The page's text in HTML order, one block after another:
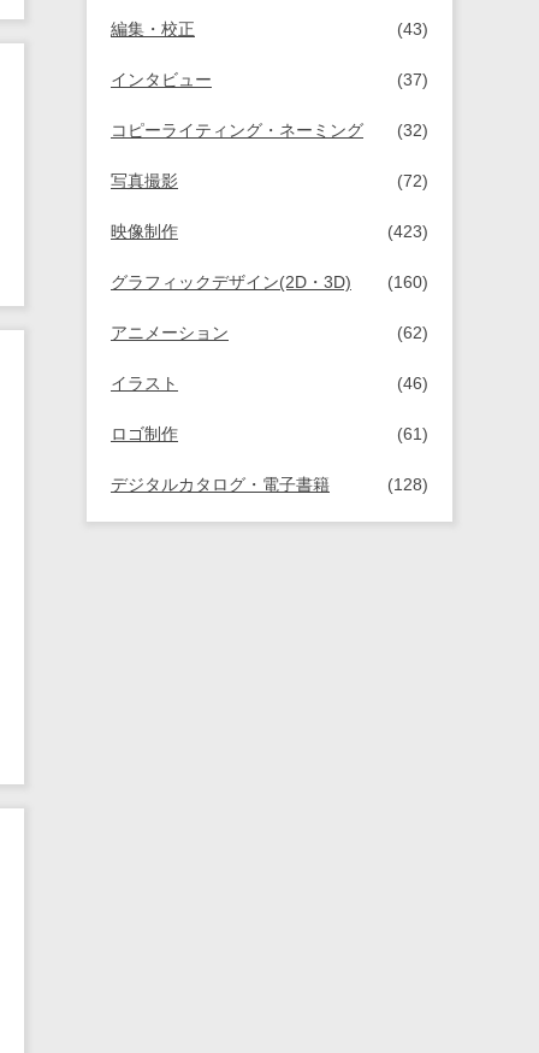
編集・校正 (43)
インタビュー (37)
コピーライティング・ネーミング (32)
写真撮影 (72)
映像制作 (423)
グラフィックデザイン(2D・3D) (160)
アニメーション (62)
イラスト (46)
ロゴ制作 (61)
デジタルカタログ・電子書籍 (128)